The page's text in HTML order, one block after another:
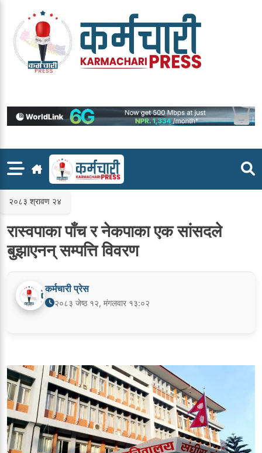
content
२०८३ श्रावण २४
रास्वपाका पाँच र नेकपाका एक सांसदले
बुझाएनन् सम्पत्ति विवरण
कर्मचारी प्रेस
२०८३ जेष्ठ १२, मंगलवार १३:०२